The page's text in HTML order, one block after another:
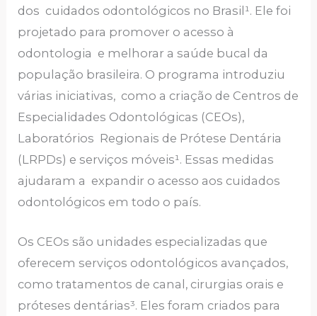
dos cuidados odontológicos no Brasil¹. Ele foi
projetado para promover o acesso à
odontologia e melhorar a saúde bucal da
população brasileira. O programa introduziu
várias iniciativas, como a criação de Centros de
Especialidades Odontológicas (CEOs),
Laboratórios Regionais de Prótese Dentária
(LRPDs) e serviços móveis¹. Essas medidas
ajudaram a expandir o acesso aos cuidados
odontológicos em todo o país.
Os CEOs são unidades especializadas que
oferecem serviços odontológicos avançados,
como tratamentos de canal, cirurgias orais e
próteses dentárias³. Eles foram criados para